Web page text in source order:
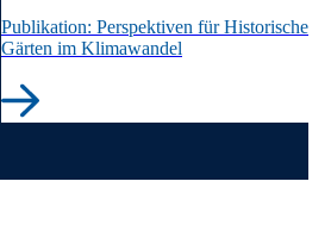
Publikation: Perspektiven für Historische
Gärten im Klimawandel